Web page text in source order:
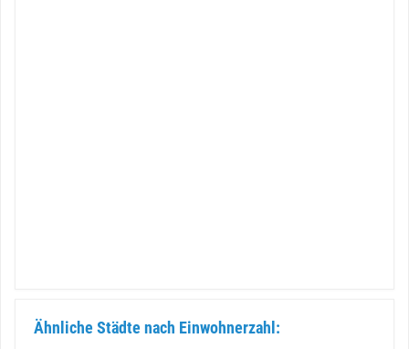
Ähnliche Städte nach Einwohnerzahl: